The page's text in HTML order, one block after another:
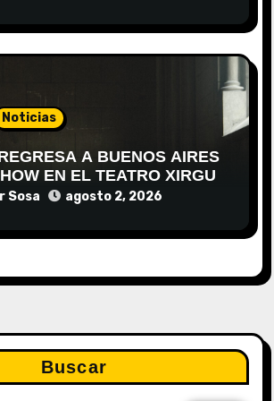
Noticias
A BUENOS AIRES
EN EL TEATRO XIRGU
Sosa agosto 2, 2026
Buscar